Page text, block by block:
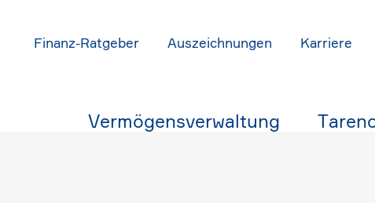
Vermö­gens­ver­wal­tung
Finanz-Ratgeber Auszeich­nungen Karriere